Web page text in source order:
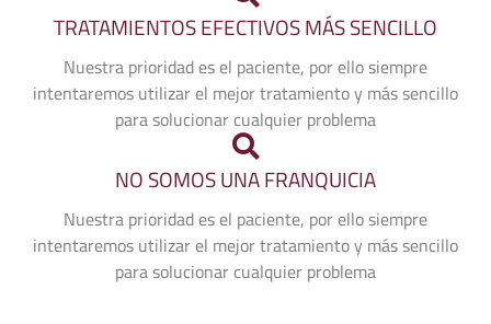
TRATAMIENTOS EFECTIVOS MÁS SENCILLO
Nuestra prioridad es el paciente, por ello siempre
intentaremos utilizar el mejor tratamiento y más sencillo
para solucionar cualquier problema
NO SOMOS UNA FRANQUICIA
Nuestra prioridad es el paciente, por ello siempre
intentaremos utilizar el mejor tratamiento y más sencillo
para solucionar cualquier problema